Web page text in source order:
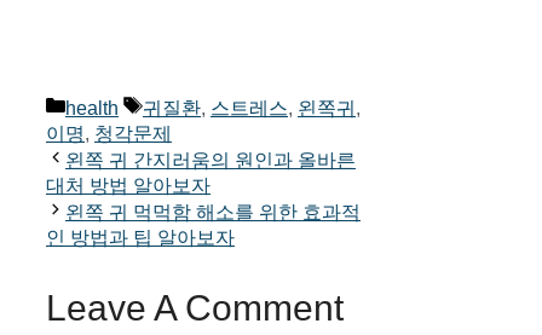
Categories
health Tags
귀질환, 스트레스, 왼쪽귀 ,
이명, 청각문제
왼쪽 귀 간지러움의 원인과 올바른
대처 방법 알아보자
왼쪽 귀 먹먹함 해소를 위한 효과적
인 방법과 팁 알아보자
Leave A Comment